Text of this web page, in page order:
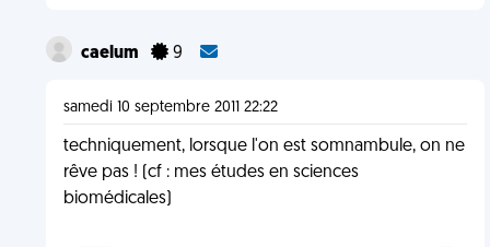
caelum 9
samedi 10 septembre 2011 22:22
techniquement, lorsque l'on est somnambule, on ne
rêve pas ! (cf : mes études en sciences
biomédicales)